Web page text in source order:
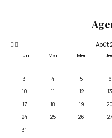
Août
Lun Mar Mer
3
4 5 6
10
11 12 13
17
18 19 20
24
25 26 27
31